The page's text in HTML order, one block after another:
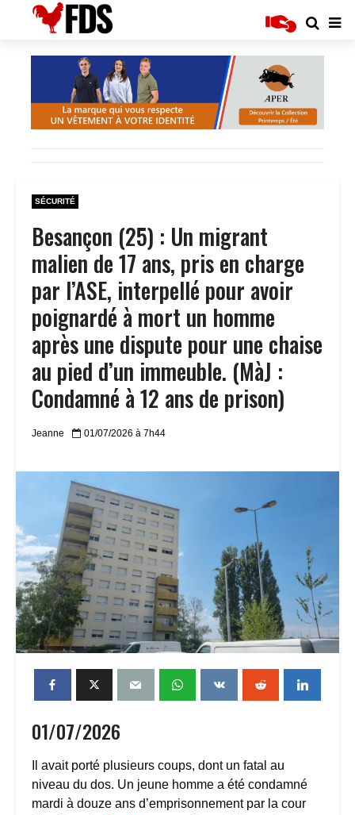
SÉCURITÉ
Besançon (25) : Un migrant
malien de 17 ans, pris en charge
par l’ASE, interpellé pour avoir
poignardé à mort un homme
après une dispute pour une chaise
au pied d’un immeuble. (MàJ :
Condamné à 12 ans de prison)
Jeanne 01/07/2026 à 7h44
01/07/2026
Il avait porté plusieurs coups, dont un fatal au
niveau du dos. Un jeune homme a été condamné
mardi à douze ans d’emprisonnement par la cour